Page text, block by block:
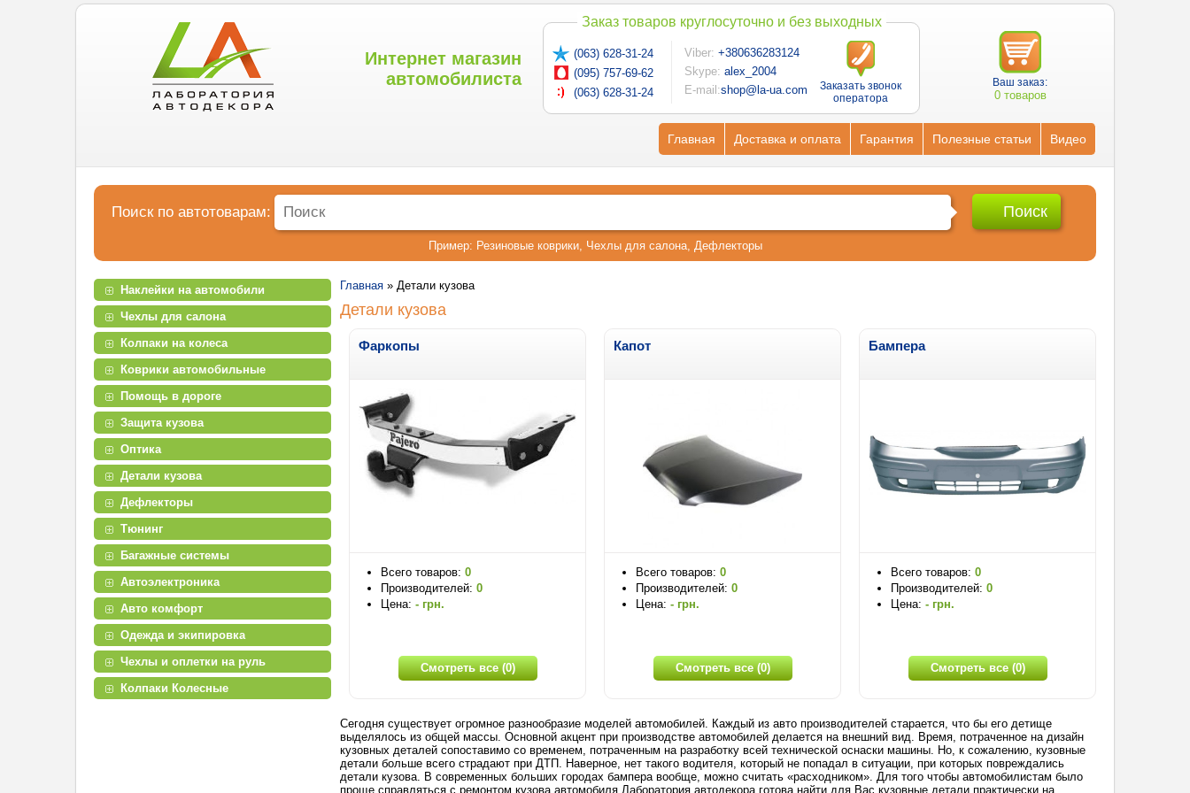
Интернет магазин
автомобилиста
Заказ товаров круглосуточно и без выходных
(063) 628-31-24
(095) 757-69-62
(063) 628-31-24
Viber: +380636283124
Skype: alex_2004
E-mail:shop@la-ua.com
Заказать звонок
оператора
Ваш заказ:
0 товаров
Главная Доставка и оплата Гарантия Полезные статьи Видео
Поиск по автотоварам:
Пример: Резиновые коврики, Чехлы для салона, Дефлекторы
Наклейки на автомобили
Чехлы для салона
Колпаки на колеса
Коврики автомобильные
Помощь в дороге
Защита кузова
Оптика
Детали кузова
Дефлекторы
Тюнинг
Багажные системы
Автоэлектроника
Авто комфорт
Одежда и экипировка
Чехлы и оплетки на руль
Колпаки Колесные
Главная » Детали кузова
Детали кузова
Фаркопы
Всего товаров: 0
Производителей: 0
Цена: - грн.
Смотреть все (0)
Капот
Всего товаров: 0
Производителей: 0
Цена: - грн.
Смотреть все (0)
Бампера
Всего товаров: 0
Производителей: 0
Цена: - грн.
Смотреть все (0)
Сегодня существует огромное разнообразие моделей автомобилей. Каждый из авто производителей старается, что бы его детище
выделялось из общей массы. Основной акцент при производстве автомобилей делается на внешний вид. Время, потраченное на дизайн
кузовных деталей сопоставимо со временем, потраченным на разработку всей технической оснаски машины. Но, к сожалению, кузовные
детали больше всего страдают при ДТП. Наверное, нет такого водителя, который не попадал в ситуации, при которых повреждались
детали кузова. В современных больших городах бампера вообще, можно считать «расходником». Для того чтобы автомобилистам было
проще справляться с ремонтом кузова автомобиля Лаборатория автодекора готова найти для Вас кузовные детали практически на